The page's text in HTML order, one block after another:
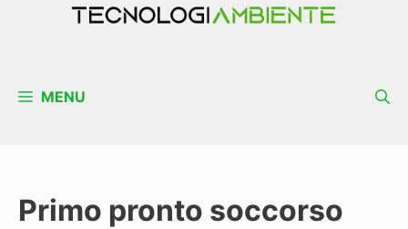
MENU
Primo pronto soccorso